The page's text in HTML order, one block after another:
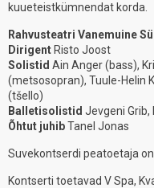
kuueteistkümnendat korda.
Rahvusteatri Vanemuine
Dirigent Risto Joost
Solistid Ain Anger (bass),
(metsosopran), Tuule-Helin
(tšello)
Balletisolistid Jevgeni Grib,
Õhtut juhibTanel Jonas
Suvekontserdi peatoetaja on
Kontserti toetavad V Spa,